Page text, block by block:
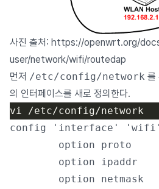
사진 출처: https://openwrt.org/
user/network/wifi/routedap
먼저 /etc/config/network 를
의 인터페이스를 새로 정의한다.
config 'interface' 'wifi'
option proto
option ipaddr